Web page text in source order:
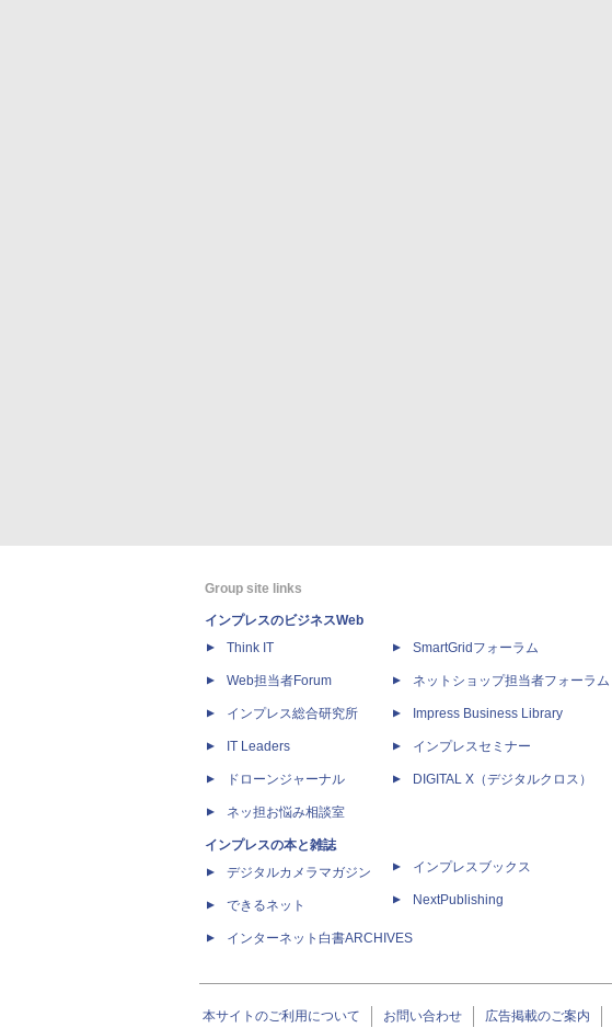
Group site links
インプレスのビジネスWeb
Think IT
Web担当者Forum
インプレス総合研究所
IT Leaders
ドローンジャーナル
ネッ担お悩み相談室
インプレスの本と雑誌
デジタルカメラマガジン
できるネット
インターネット白書ARCHIVES
SmartGridフォーラム
ネットショップ担当者フォーラム
Impress Business Library
インプレスセミナー
DIGITAL X（デジタルクロス）
インプレスブックス
NextPublishing
本サイトのご利用について お問い合わせ 広告掲載のご案内